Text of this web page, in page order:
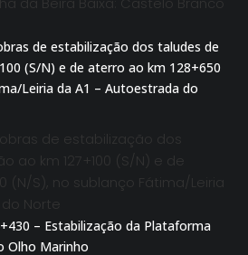
de estabilização dos
ao km 127+100 (S/N) e de
(N/S), no sublanço Fátima/Leiria
Norte